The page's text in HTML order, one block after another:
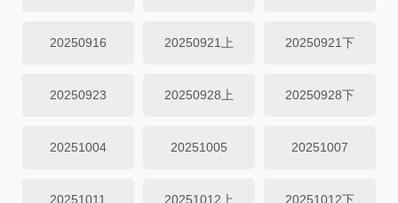
20250916 20250921上 20250921下
20250923 20250928上 20250928下
20251004 20251005 20251007
20251011 20251012上 20251012下